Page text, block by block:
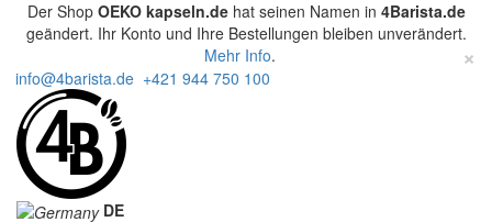
Der Shop OEKO kapseln.dehat seinen Namen in 4Barista.de
geändert. Ihr Konto und Ihre Bestellungen bleiben unverändert.
Mehr Info. ×
info@4barista.de +421 944 750 100
DE